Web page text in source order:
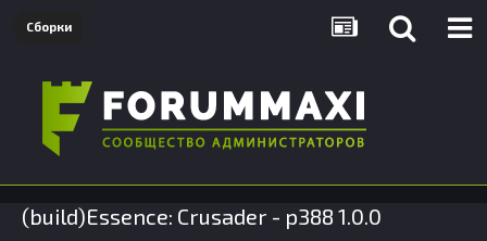
Сборки
(build)Essence: Crusader - p388 1.0.0